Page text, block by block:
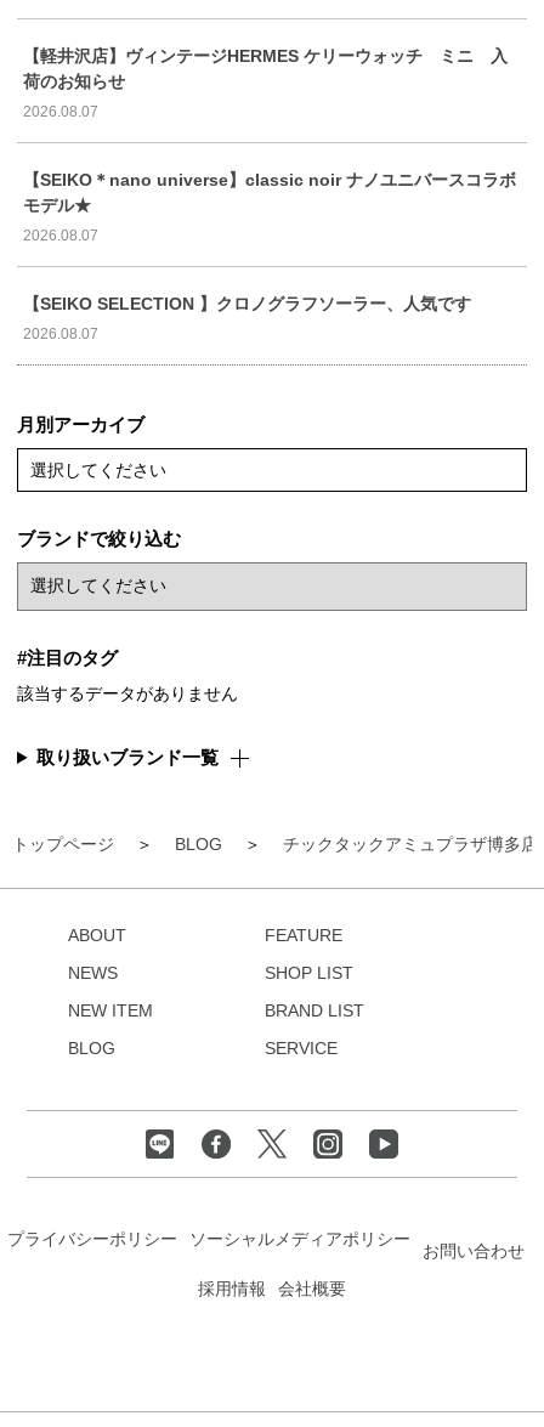
トップページ BLOG チックタックアミュプラザ博多店
【軽井沢店】ヴィンテージHERMES ケリーウォッチ ミニ 入
荷のお知らせ
2026.08.07
【SEIKO＊nano universe】classic noir ナノユニバースコラボ
モデル★
2026.08.07
【SEIKO SELECTION 】クロノグラフソーラー、人気です
2026.08.07
月別アーカイブ
選択してください
ブランドで絞り込む
#注目のタグ
該当するデータがありません
取り扱いブランド一覧
ABOUT
NEWS
NEW ITEM
BLOG
FEATURE
SHOP LIST
BRAND LIST
SERVICE
プライバシーポリシー ソーシャルメディアポリシー
お問い合わせ
採用情報
会社概要